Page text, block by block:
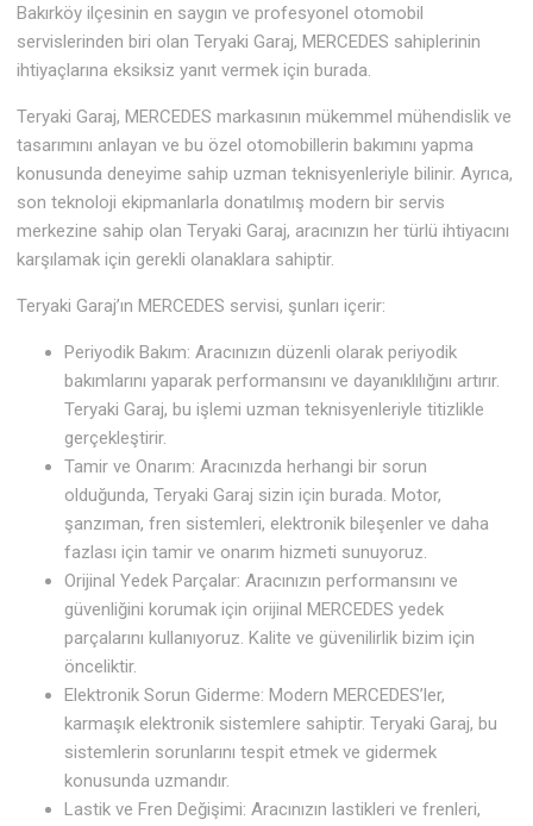
Bakırköy ilçesinin en saygın ve profesyonel otomobil
servislerinden biri olan Teryaki Garaj, MERCEDES sahiplerinin
ihtiyaçlarına eksiksiz yanıt vermek için burada.
Teryaki Garaj, MERCEDES markasının mükemmel mühendislik ve
tasarımını anlayan ve bu özel otomobillerin bakımını yapma
konusunda deneyime sahip uzman teknisyenleriyle bilinir. Ayrıca,
son teknoloji ekipmanlarla donatılmış modern bir servis
merkezine sahip olan Teryaki Garaj, aracınızın her türlü ihtiyacını
karşılamak için gerekli olanaklara sahiptir.
Teryaki Garaj’ın MERCEDES servisi, şunları içerir:
Periyodik Bakım: Aracınızın düzenli olarak periyodik
bakımlarını yaparak performansını ve dayanıklılığını artırır.
Teryaki Garaj, bu işlemi uzman teknisyenleriyle titizlikle
gerçekleştirir.
Tamir ve Onarım: Aracınızda herhangi bir sorun
olduğunda, Teryaki Garaj sizin için burada. Motor,
şanzıman, fren sistemleri, elektronik bileşenler ve daha
fazlası için tamir ve onarım hizmeti sunuyoruz.
Orijinal Yedek Parçalar: Aracınızın performansını ve
güvenliğini korumak için orijinal MERCEDES yedek
parçalarını kullanıyoruz. Kalite ve güvenilirlik bizim için
önceliktir.
Elektronik Sorun Giderme: Modern MERCEDES’ler,
karmaşık elektronik sistemlere sahiptir. Teryaki Garaj, bu
sistemlerin sorunlarını tespit etmek ve gidermek
konusunda uzmandır.
Lastik ve Fren Değişimi: Aracınızın lastikleri ve frenleri,